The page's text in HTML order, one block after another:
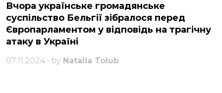
Вчора українське громадянське
суспільство Бельгії зібралося перед
Європарламентом у відповідь на трагічну
атаку в Україні
07.11.2024 • by Natalia Tolub